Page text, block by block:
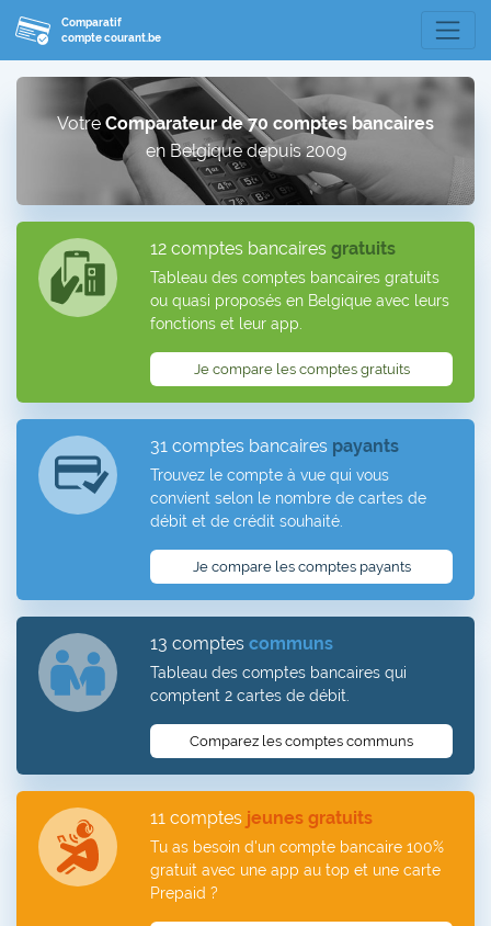
Comparatif
compte courant.be
Votre Comparateur de 70 comptes bancaires
en Belgique depuis 2009
12 comptes bancaires gratuits
Tableau des comptes bancaires gratuits
ou quasi proposés en Belgique avec leurs
fonctions et leur app.
Je compare les comptes gratuits
31 comptes bancaires payants
Trouvez le compte à vue qui vous
convient selon le nombre de cartes de
débit et de crédit souhaité.
Je compare les comptes payants
13 comptes communs
Tableau des comptes bancaires qui
comptent 2 cartes de débit.
Comparez les comptes communs
11 comptes jeunes gratuits
Tu as besoin d'un compte bancaire 100%
gratuit avec une app au top et une carte
Prepaid ?